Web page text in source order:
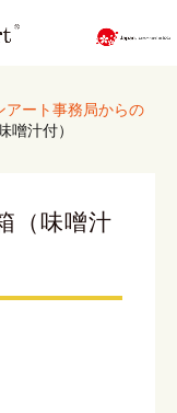
アート事務局からの
汁付）
（味噌汁